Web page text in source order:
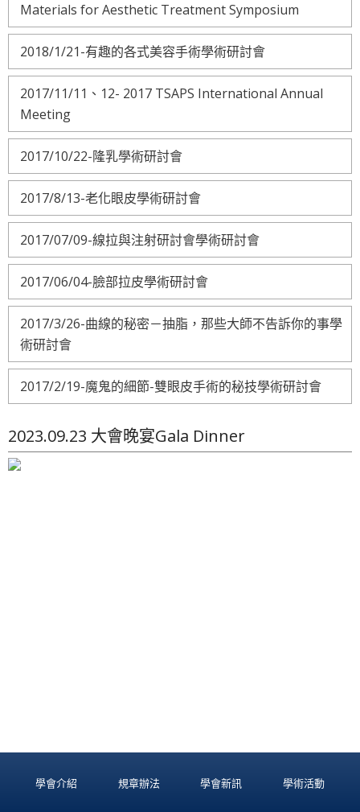
Materials for Aesthetic Treatment Symposium
2018/1/21-有趣的各式美容手術學術研討會
2017/11/11、12- 2017 TSAPS International Annual
Meeting
2017/10/22-隆乳學術研討會
2017/8/13-老化眼皮學術研討會
2017/07/09-線拉與注射研討會學術研討會
2017/06/04-臉部拉皮學術研討會
2017/3/26-曲線的秘密－抽脂，那些大師不告訴你的事學
術研討會
2017/2/19-魔鬼的細節-雙眼皮手術的秘技學術研討會
2023.09.23 大會晚宴Gala Dinner
學會介紹 規章辦法 學會新訊 學術活動